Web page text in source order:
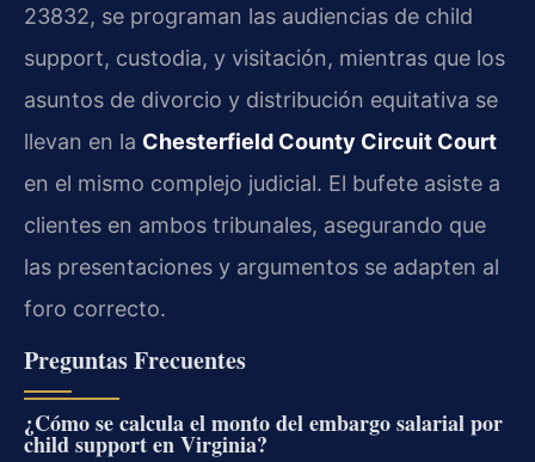
23832, se programan las audiencias de child
support, custodia, y visitación, mientras que los
asuntos de divorcio y distribución equitativa se
llevan en la Chesterfield County Circuit Court
en el mismo complejo judicial. El bufete asiste a
clientes en ambos tribunales, asegurando que
las presentaciones y argumentos se adapten al
foro correcto.
Preguntas Frecuentes
¿Cómo se calcula el monto del embargo salarial por
child support en Virginia?